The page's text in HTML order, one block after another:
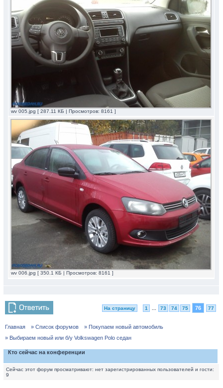
wv 005.jpg [ 287.11 КБ | Просмотров: 8161 ]
wv 006.jpg [ 350.1 КБ | Просмотров: 8161 ]
На страницу 1 73 74 75 76 77
Главная » Список форумов
» Покупаем новый автомобиль
» Выбираем новый или б/у Volkswagen Polo седан
Кто сейчас на конференции
Сейчас этот форум просматривают: нет зарегистрированных пользователей и гости:
9